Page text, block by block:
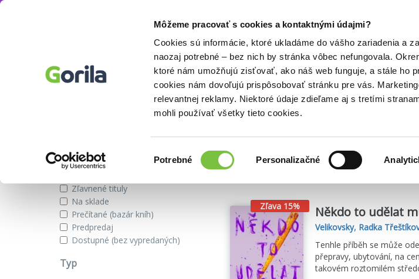
Môžeme pracovať s cookies a kontaktnými údajmi?
Cookies sú informácie, ktoré ukladáme do vášho zariadenia a
naozaj potrebné – bez nich by stránka vôbec nefungovala.
ktoré nám umožňujú zisťovať, ako náš web funguje, a stále ho
cookies nám dovoľujú prispôsobovať stránku pre vás.
relevantnej reklamy. Niektoré údaje zdieľame aj s tretími
mohli používať všetky tieto cookies.
súhlasu
Potrebné Personalizačné
Doplnky
Motto
Vydavateľstvo Motto
Zobraziť iba
Zľavnené tituly
Na sklade
Prečítané (bazár kníh)
Predpredaj
Dostupné (bez vypredaných)
Typ
Našli sme titulov
Zľava 15% Někdo to udělat
Velikovsky, Radka
Tenhle příběh se může
přepravy, ubytování, na
takovém roztomilém